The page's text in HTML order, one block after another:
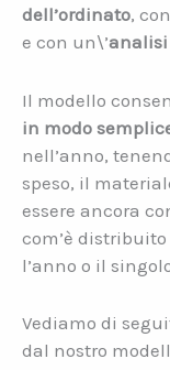
dell’ordinato,
e con un\’analisi
Il modello
in modo
nell’anno,
speso, il
essere ancora
com’è
l’anno o il
Vediamo di
dal nostro